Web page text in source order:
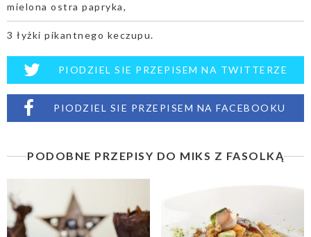
mielona ostra papryka,
3 łyżki pikantnego keczupu.
PIODZIEL SIE PRZEPISEM NA TWITTERZE
PIODZIEL SIE PRZEPISEM NA FACEBOOKU
PODOBNE PRZEPISY DO MIKS Z FASOLKĄ